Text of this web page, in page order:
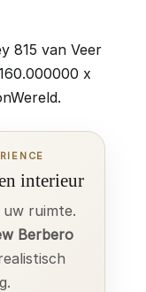
815 van Veer
x
interieur
ruimte.
Berbero